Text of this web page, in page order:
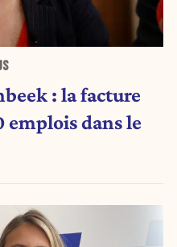
: la facture
dans le